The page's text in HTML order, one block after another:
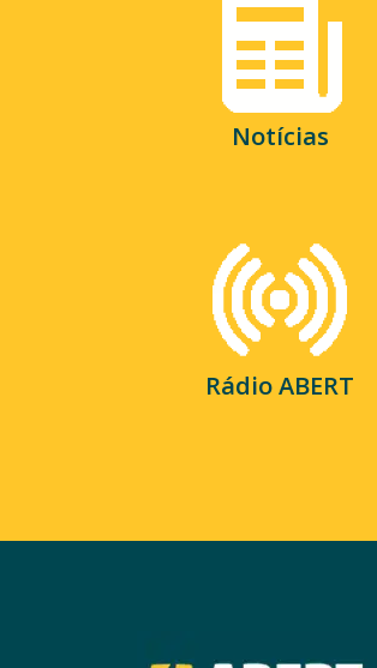
Notícias
Rádio ABERT